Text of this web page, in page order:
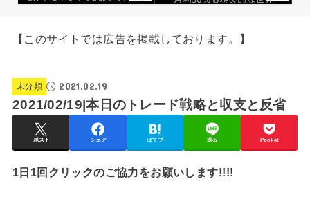
【このサイトでは広告を掲載しております。】
未分類 2021.02.19
2021/02/19|本日のトレード戦略と収支と反省
ポスト シェア はてブ 送る Pocket
1日1回クリックのご協力をお願いします!!!!